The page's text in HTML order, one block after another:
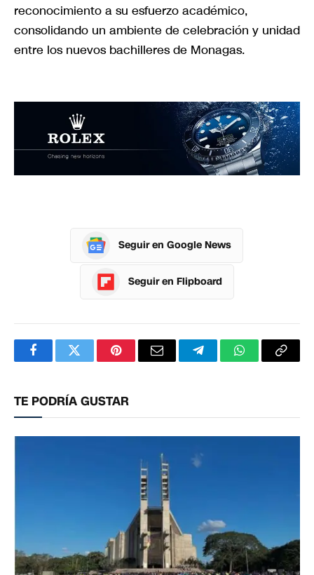
reconocimiento a su esfuerzo académico,
consolidando un ambiente de celebración y unidad
entre los nuevos bachilleres de Monagas.
Seguir en Google News
Seguir en Flipboard
FacebookTwitterPinterestCorreoTelegramWhatsApp
TE PODRÍA GUSTAR